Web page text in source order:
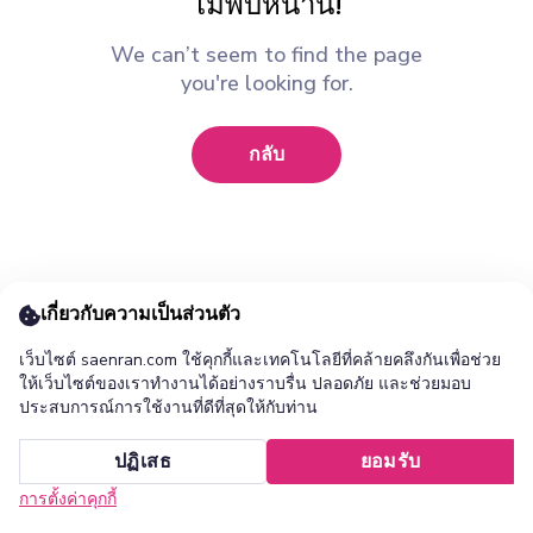
We can’t seem to find the page
you're looking for.
กลับ
หน้าแรก
ยกเลิก ติดตั้ง
เกี่ยวกับความเป็นส่วนตัว
เว็บไซต์ saenran.com ใช้คุกกี้และเทคโนโลยีที่คล้ายคลึงกันเพื่อช่วย
ให้เว็บไซต์ของเราทำงานได้อย่างราบรื่น ปลอดภัย และช่วยมอบ
ประสบการณ์การใช้งานที่ดีที่สุดให้กับท่าน
ปฏิเสธ ยอมรับ
การตั้งค่าคุกกี้